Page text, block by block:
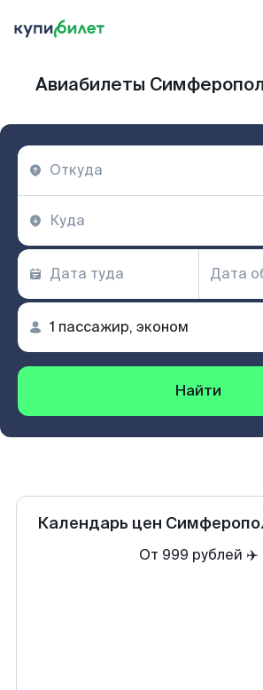
Авиабилеты
Найти
Календарь цен
От 999 рублей ✈️